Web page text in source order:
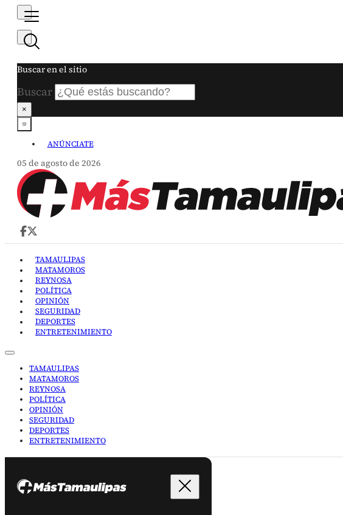
Buscar en el sitio
Buscar
×
ANÚNCIATE
05 de agosto de 2026
TAMAULIPAS
MATAMOROS
REYNOSA
POLÍTICA
OPINIÓN
SEGURIDAD
DEPORTES
ENTRETENIMIENTO
TAMAULIPAS
MATAMOROS
REYNOSA
POLÍTICA
OPINIÓN
SEGURIDAD
DEPORTES
ENTRETENIMIENTO